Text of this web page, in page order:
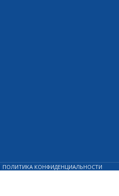
ПОЛИТИКА КОНФИДЕНЦИАЛЬНОСТИ